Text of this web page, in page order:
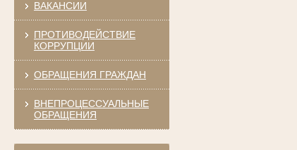
ВАКАНСИИ
ПРОТИВОДЕЙСТВИЕ
КОРРУПЦИИ
ОБРАЩЕНИЯ ГРАЖДАН
ВНЕПРОЦЕССУАЛЬНЫЕ
ОБРАЩЕНИЯ